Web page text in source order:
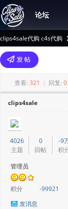
论坛
clips4sale代购 c4s代购
>
查看: 321 | 回复: 0
clips4sale
4026
主题
0
回帖
-9
积
管理员
积分
-99921
发消息